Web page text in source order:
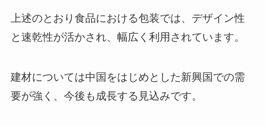
上述のとおり食品における包装では、デザイン性
と速乾性が活かされ、幅広く利用されています。
建材については中国をはじめとした新興国での需
要が強く、今後も成長する見込みです。